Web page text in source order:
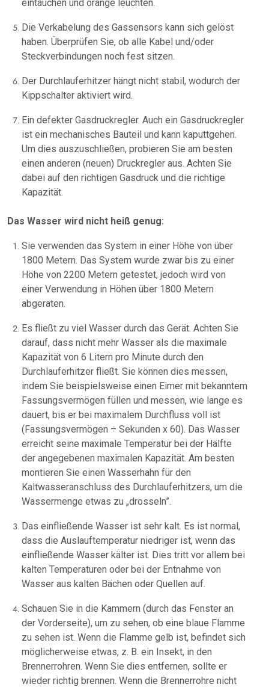
eintauchen und orange leuchten.
Die Verkabelung des Gassensors kann sich gelöst
haben. Überprüfen Sie, ob alle Kabel und/oder
Steckverbindungen noch fest sitzen.
Der Durchlauferhitzer hängt nicht stabil, wodurch der
Kippschalter aktiviert wird.
Ein defekter Gasdruckregler. Auch ein Gasdruckregler
ist ein mechanisches Bauteil und kann kaputtgehen.
Um dies auszuschließen, probieren Sie am besten
einen anderen (neuen) Druckregler aus. Achten Sie
dabei auf den richtigen Gasdruck und die richtige
Kapazität.
Das Wasser wird nicht heiß genug:
Sie verwenden das System in einer Höhe von über
1800 Metern. Das System wurde zwar bis zu einer
Höhe von 2200 Metern getestet, jedoch wird von
einer Verwendung in Höhen über 1800 Metern
abgeraten.
Es fließt zu viel Wasser durch das Gerät. Achten Sie
darauf, dass nicht mehr Wasser als die maximale
Kapazität von 6 Litern pro Minute durch den
Durchlauferhitzer fließt. Sie können dies messen,
indem Sie beispielsweise einen Eimer mit bekanntem
Fassungsvermögen füllen und messen, wie lange es
dauert, bis er bei maximalem Durchfluss voll ist
(Fassungsvermögen ÷ Sekunden x 60). Das Wasser
erreicht seine maximale Temperatur bei der Hälfte
der angegebenen maximalen Kapazität. Am besten
montieren Sie einen Wasserhahn für den
Kaltwasseranschluss des Durchlauferhitzers, um die
Wassermenge etwas zu „drosseln”.
Das einfließende Wasser ist sehr kalt. Es ist normal,
dass die Auslauftemperatur niedriger ist, wenn das
einfließende Wasser kälter ist. Dies tritt vor allem bei
kalten Temperaturen oder bei der Entnahme von
Wasser aus kalten Bächen oder Quellen auf.
Schauen Sie in die Kammern (durch das Fenster an
der Vorderseite), um zu sehen, ob eine blaue Flamme
zu sehen ist. Wenn die Flamme gelb ist, befindet sich
möglicherweise etwas, z. B. ein Insekt, in den
Brennerrohren. Wenn Sie dies entfernen, sollte er
wieder richtig brennen. Wenn die Brennerrohre nicht